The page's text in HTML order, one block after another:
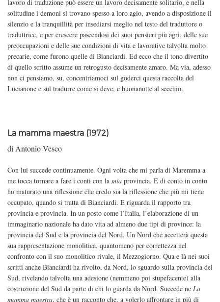
lavoro di traduzione può essere un lavoro decisamente solitario, e nella
solitudine i demoni si trovano spesso a loro agio, avendo a disposizione il
silenzio e la tranquillità per insediarsi meglio nel testo del traduttore o
traduttrice, e per crescere pascendosi dei suoi pensieri più agri, delle sue
preoccupazioni e delle sue condizioni di vita e lavorative talvolta molto
precarie, come furono quelle di Bianciardi. Ed ecco che il tono divertito
di quello scritto assume un retrogusto decisamente amaro. Ma via, adesso
non ci pensiamo, su, concentriamoci sul goderci questa raccolta del
Lucianone e sul tradurre come si deve, e buonanotte al secchio.
La mamma maestra (1972)
di Antonio Vesco
Con lui succede continuamente. Ogni volta che mi parla di Maremma a
me tocca tornare a fare i conti con la mia provincia. E di conto in conto
ho maturato una riflessione che credo sia la riflessione che più mi tiene
occupato, quando si tratta di Bianciardi. E riguarda il rapporto tra
provincia e provincia. In un posto come l’Italia, l’elaborazione di un
immaginario nazionale ha dato vita ad almeno due tipi di province: la
provincia del Sud e la provincia del Nord. Un Nord che accetterà questa
sua rappresentazione monolitica, quantomeno per correttezza nel
confronto con il suo monolitico rivale, il Mezzogiorno. Qua e là nei suoi
scritti anche Bianciardi ha rivolto, da Nord, lo sguardo sulla provincia del
Sud, rivelando talvolta una adesione (nemmeno poi stupefacente) alla
costruzione del Sud da parte di chi lo guarda da Nord. Succede ne La
mamma maestra, che è un racconto che, a volerlo affrontare in più di